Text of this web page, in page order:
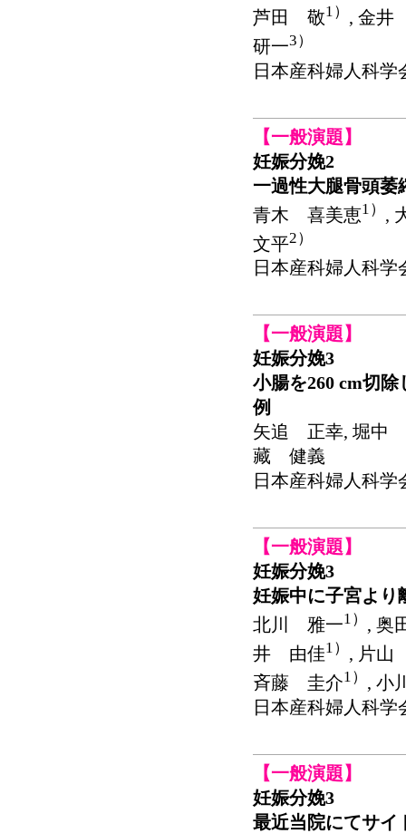
芦田 敬1） , 金
研一3）
日本産科婦人科学
【一般演題】
妊娠分娩2
一過性大腿骨頭萎
青木 喜美恵1） ,
文平2）
日本産科婦人科学
【一般演題】
妊娠分娩3
小腸を260 cm切
例
矢追 正幸, 堀中
藏 健義
日本産科婦人科学
【一般演題】
妊娠分娩3
妊娠中に子宮より
北川 雅一1） , 奥
井 由佳1） , 片
斉藤 圭介1） , 小
日本産科婦人科学
【一般演題】
妊娠分娩3
最近当院にてサイ